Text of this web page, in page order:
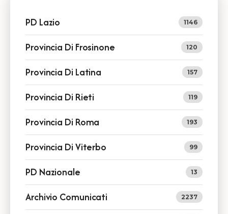
PD Lazio 1146
Provincia Di Frosinone 120
Provincia Di Latina 157
Provincia Di Rieti 119
Provincia Di Roma 193
Provincia Di Viterbo 99
PD Nazionale 13
Archivio Comunicati 2237